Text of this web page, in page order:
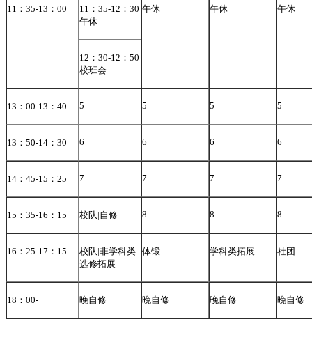
11 ： 35-13 ： 00 11 ： 35-12 ： 30
午休
午休 午休 午休
12 ： 30-12 ： 50
校班会
13 ： 00-13 ： 40 5 5 5 5
13 ： 50-14 ： 30 6 6 6 6
14 ： 45-15 ： 25 7 7 7 7
15 ： 35-16 ： 15 校队|自修 8 8 8
16 ： 25-17 ： 15 校队|非学科类
选修拓展
体锻 学科类拓展 社团
18 ： 00- 晚自修 晚自修 晚自修 晚自修